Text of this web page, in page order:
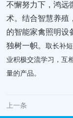
不懈努力下，鸿远
术。结合智慧养殖
的智能家禽照明设
独树一帜。取长补
业积极交流学习，互
量的产品。
上一条